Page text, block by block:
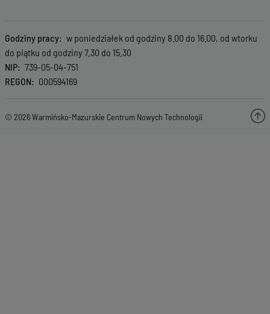
Godziny pracy
w poniedziałek od godziny 8.00 do 16.00, od wtorku
do piątku od godziny 7.30 do 15.30
NIP
739-05-04-751
REGON
000594169
© 2026 Warmińsko-Mazurskie Centrum Nowych Technologii